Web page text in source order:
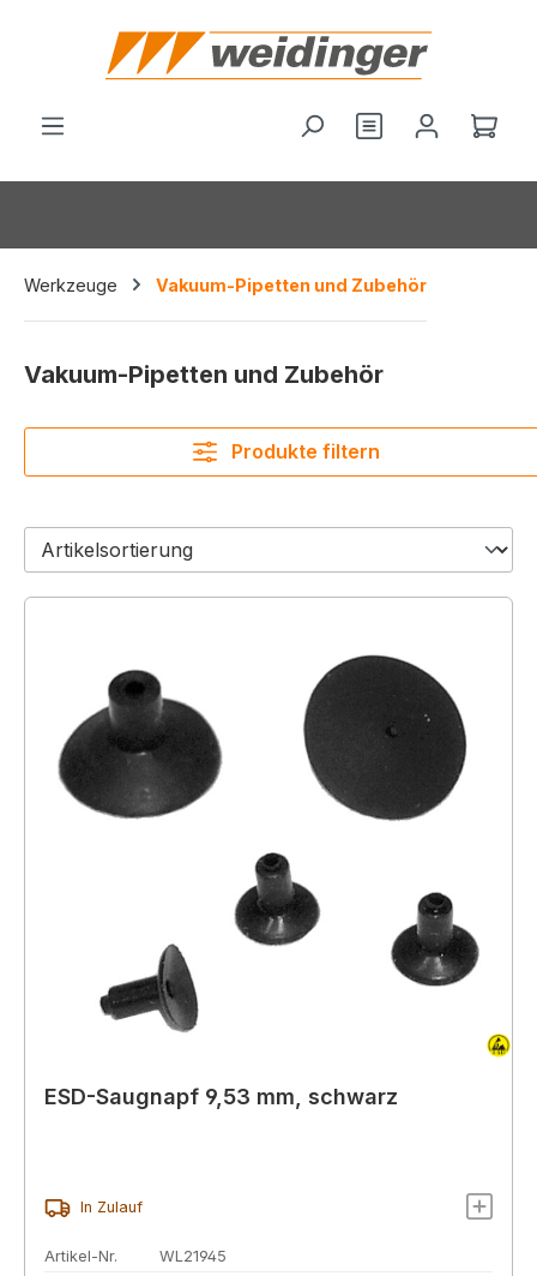
springen
Du hast 0
Werkzeuge Vakuum-Pipetten und Zubehör
Vakuum-Pipetten und Zubehör
Produkte filtern
ESD-Saugnapf 9,53 mm, schwarz
In Zulauf
Artikel-Nr.
WL21945